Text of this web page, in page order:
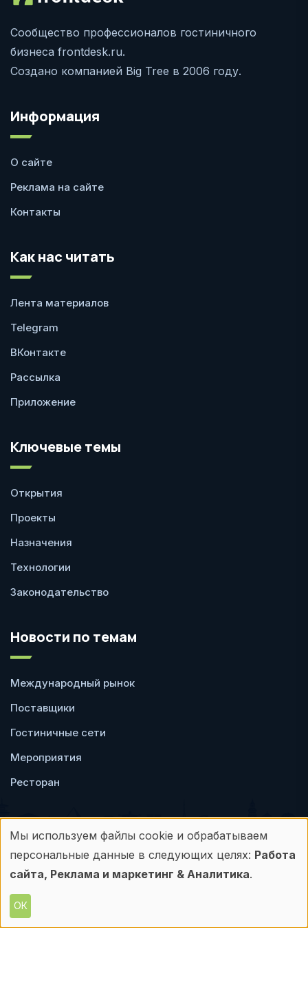
Сообщество профессионалов гостиничного
бизнеса frontdesk.ru.
Создано компанией Big Tree в 2006 году.
Информация
О сайте
Реклама на сайте
Контакты
Как нас читать
Лента материалов
Telegram
ВКонтакте
Рассылка
Приложение
Ключевые темы
Открытия
Проекты
Назначения
Технологии
Законодательство
Новости по темам
Международный рынок
Поставщики
Гостиничные сети
Мероприятия
Ресторан
Пользовательское
соглашение
Политика
конфиденциальности
Любое использование материалов с данного
Использование
персональных
данных
и
Мы используем файлы cookie и обрабатываем
персональные данные в следующих целях: Работа
сайта, Реклама и маркетинг & Аналитика.
ОК